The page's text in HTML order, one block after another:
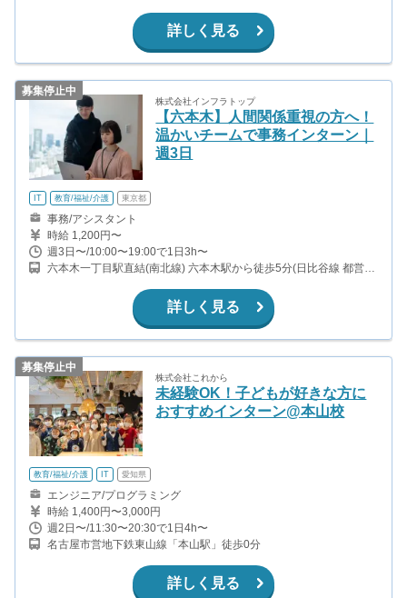
詳しく見る
募集停止中
株式会社インフラトップ
【六本木】人間関係重視の方へ！
温かいチームで事務インターン｜
週3日
IT 教育/福祉/介護 東京都
事務/アシスタント
時給 1,200円〜
週3日〜/10:00〜19:00で1日3h〜
六本木一丁目駅直結(南北線) 六本木駅から徒歩5分(日比谷線 都営大
詳しく見る
募集停止中
株式会社これから
未経験OK！子どもが好きな方に
おすすめインターン@本山校
教育/福祉/介護 IT 愛知県
エンジニア/プログラミング
時給 1,400円〜3,000円
週2日〜/11:30〜20:30で1日4h〜
名古屋市営地下鉄東山線「本山駅」徒歩0分
詳しく見る